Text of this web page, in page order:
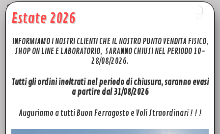
efficienza energetica, insieme a una batteria ad alta capacità
che estende l’autonomia a 46 minuti.
Vola più lontano, scopri di più
Estate 2026
INFORMIAMO I NOSTRI CLIENTI CHE IL NOSTRO PUNTO VENDITA FISICO,
SHOP ON LINE E LABORATORIO, SARANNO CHIUSI NEL PERIODO 10-
28/08/2026.
Tutti gli ordini inoltrati nel periodo di chiusura, saranno evasi
a partire dal 31/08/2026
Auguriamo a tutti Buon Ferragosto e Voli Straordinari ! ! !